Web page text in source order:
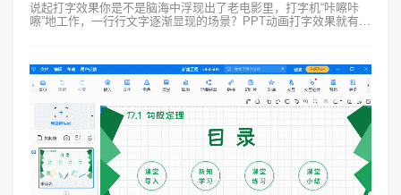
说起打字效果你是不是脑海中浮现出了老电影里，打字机“咔嚓咔
嚓”地工作，一行行文字逐渐显现的场景？PPT动画打字效果就有那